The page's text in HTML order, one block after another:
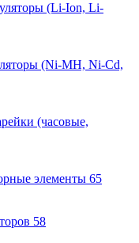
(Li-Ion, Li-
(Ni-MH, Ni-Cd,
(часовые,
элементы 65
58